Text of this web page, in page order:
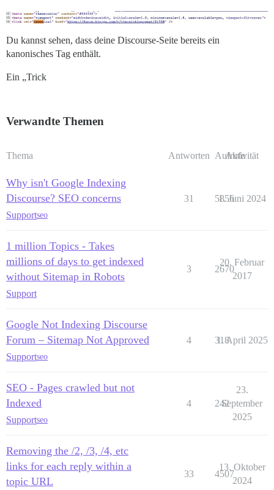
Du kannst sehen, dass deine Discourse-Seite bereits ein
kanonisches Tag enthält.
Ein „Trick
Verwandte Themen
Thema Antworten Aufrufe
Aktivität
Why isn't Google Indexing
Discourse? SEO concerns
Supportseo
31 5856
1. Juni 2024
1 million Topics - Takes
millions of days to get indexed
without Sitemap in Robots
Support
3 2670
20. Februar
2017
Google Not Indexing Discourse
Forum – Sitemap Not Approved
Supportseo
4 318
1. April 2025
SEO - Pages crawled but not
Indexed
Supportseo
4 242
23.
September
2025
Removing the /2, /3, /4, etc
links for each reply within a
topic URL
33 4507
13. Oktober
2024